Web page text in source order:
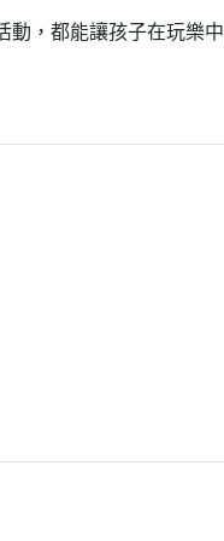
動，都能讓孩子在玩樂中